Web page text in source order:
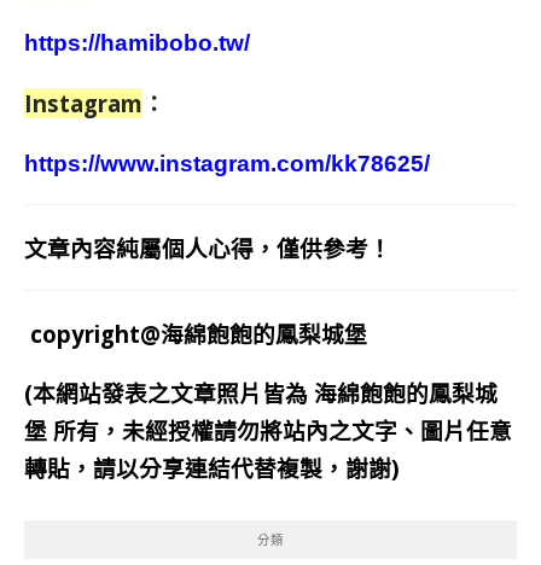
https://hamibobo.tw/
Instagram ：
https://www.instagram.com/kk78625/
文章內容純屬個人心得，僅供參考！
copyright@海綿飽飽的鳳梨城堡
(本網站發表之文章照片皆為 海綿飽飽的鳳梨城
堡 所有，未經授權請勿將站內之文字、圖片任意
轉貼，請以分享連結代替複製，謝謝)
分類